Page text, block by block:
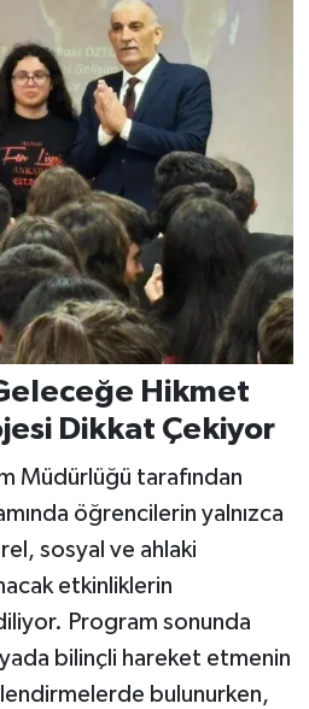
Hikmet
Dikkat Çekiyor
Müdürlüğü tarafından
öğrencilerin yalnızca
sosyal ve ahlaki
etkinliklerin
Program sonunda
bilinçli hareket etmenin
bulunurken,